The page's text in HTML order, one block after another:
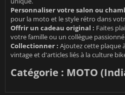
Personnaliser votre salon ou
pour la moto et le style rétro dans
Offrir un cadeau original : Faites
votre famille ou un collègue
Collectionner : Ajoutez cette plaque
vintage et d'articles liés à la culture
Catégorie : MOTO